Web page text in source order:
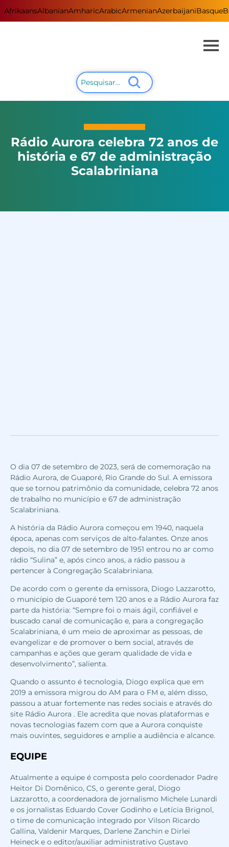
AfrikaansAlbanianAmharicArabicArmenianAzerbaijaniBasque
Rádio Aurora celebra 72 anos de
história e 67 de administração
Scalabriniana
O dia 07 de setembro de 2023, será de comemoração na
Rádio Aurora, de Guaporé, Rio Grande do Sul. A emissora
que se tornou patrimônio da comunidade, celebra 72 anos
de trabalho no município e 67 de administração
Scalabriniana.
A história da Rádio Aurora começou em 1940, naquela
época, apenas com serviços de alto-falantes. Onze anos
depois, no dia 07 de setembro de 1951 entrou no ar como
rádio “Sulina” e, após cinco anos, a rádio passou a
pertencer à Congregação Scalabriniana.
De acordo com o gerente da emissora, Diogo Lazzarotto,
o município de Guaporé tem 120 anos e a Rádio Aurora faz
parte da história: “Sempre foi o mais ágil, confiável e
buscado canal de comunicação e, para a congregação
Scalabriniana, é um meio de aproximar as pessoas, de
evangelizar e de promover o bem social, através de
campanhas e ações que geram qualidade de vida e
desenvolvimento”, salienta.
Quando o assunto é tecnologia, Diogo explica que em
2019 a emissora migrou do AM para o FM e, além disso,
passou a atuar fortemente nas redes sociais e através do
site Rádio Aurora . Ele acredita que novas plataformas e
novas tecnologias fazem com que a Aurora conquiste
mais ouvintes, seguidores e amplie a audiência e alcance.
EQUIPE
Atualmente a equipe é composta pelo coordenador Padre
Heitor Di Domênico, CS, o gerente geral, Diogo
Lazzarotto, a coordenadora de jornalismo Michele Lunardi
e os jornalistas Eduardo Cover Godinho e Letícia Brignol,
o time de comunicação integrado por Vilson Ricardo
Gallina, Valdenir Marques, Darlene Zanchin e Dirlei
Heineck e o editor/auxiliar administrativo Gustavo